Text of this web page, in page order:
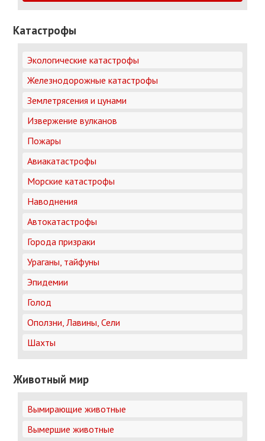
Катастрофы
Экологические катастрофы
Железнодорожные катастрофы
Землетрясения и цунами
Извержение вулканов
Пожары
Авиакатастрофы
Морские катастрофы
Наводнения
Автокатастрофы
Города призраки
Ураганы, тайфуны
Эпидемии
Голод
Оползни, Лавины, Сели
Шахты
Животный мир
Вымирающие животные
Вымершие животные